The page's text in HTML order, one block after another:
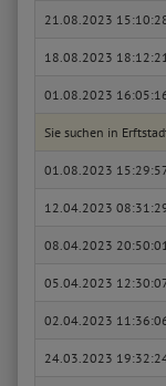
21.08.2023
18.08.2023
01.08.2023
Sie suchen in
01.08.2023
12.04.2023
08.04.2023
05.04.2023
02.04.2023
24.03.2023